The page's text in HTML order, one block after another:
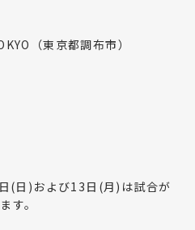
（東京都調布市）
(日)および13日(月)は試合が
す。